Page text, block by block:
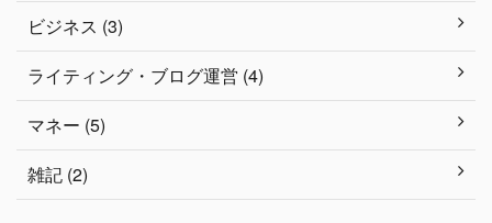
ビジネス (3)
ライティング・ブログ運営 (4)
マネー (5)
雑記 (2)